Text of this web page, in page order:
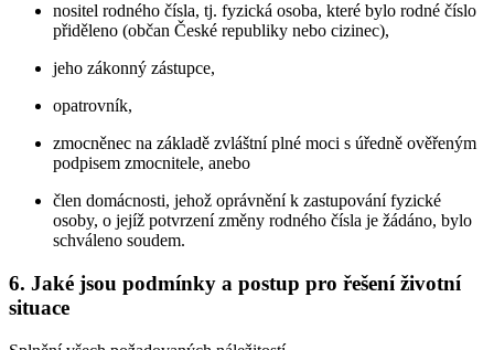
nositel rodného čísla, tj. fyzická osoba, které bylo rodné číslo
přiděleno (občan České republiky nebo cizinec),
jeho zákonný zástupce,
opatrovník,
zmocněnec na základě zvláštní plné moci s úředně ověřeným
podpisem zmocnitele, anebo
člen domácnosti, jehož oprávnění k zastupování fyzické
osoby, o jejíž potvrzení změny rodného čísla je žádáno, bylo
schváleno soudem.
6. Jaké jsou podmínky a postup pro řešení životní
situace